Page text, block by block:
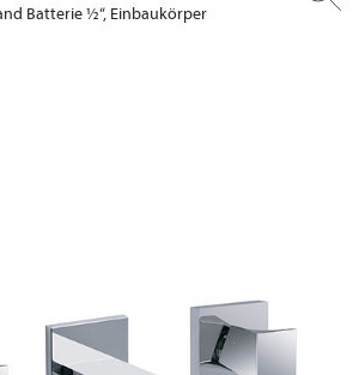
Batterie ½“, Einbaukörper